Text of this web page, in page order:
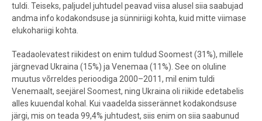
tuldi. Teiseks, paljudel juhtudel peavad viisa alusel siia saabujad
andma info kodakondsuse ja sünniriigi kohta, kuid mitte viimase
elukohariigi kohta.
Teadaolevatest riikidest on enim tuldud Soomest (31%), millele
järgnevad Ukraina (15%) ja Venemaa (11%). See on oluline
muutus võrreldes perioodiga 2000–2011, mil enim tuldi
Venemaalt, seejärel Soomest, ning Ukraina oli riikide edetabelis
alles kuuendal kohal. Kui vaadelda sisserännet kodakondsuse
järgi, mis on teada 99,4% juhtudest, siis enim on siia saabunud